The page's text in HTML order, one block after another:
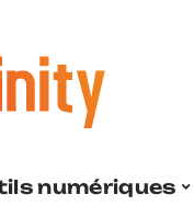
numériques